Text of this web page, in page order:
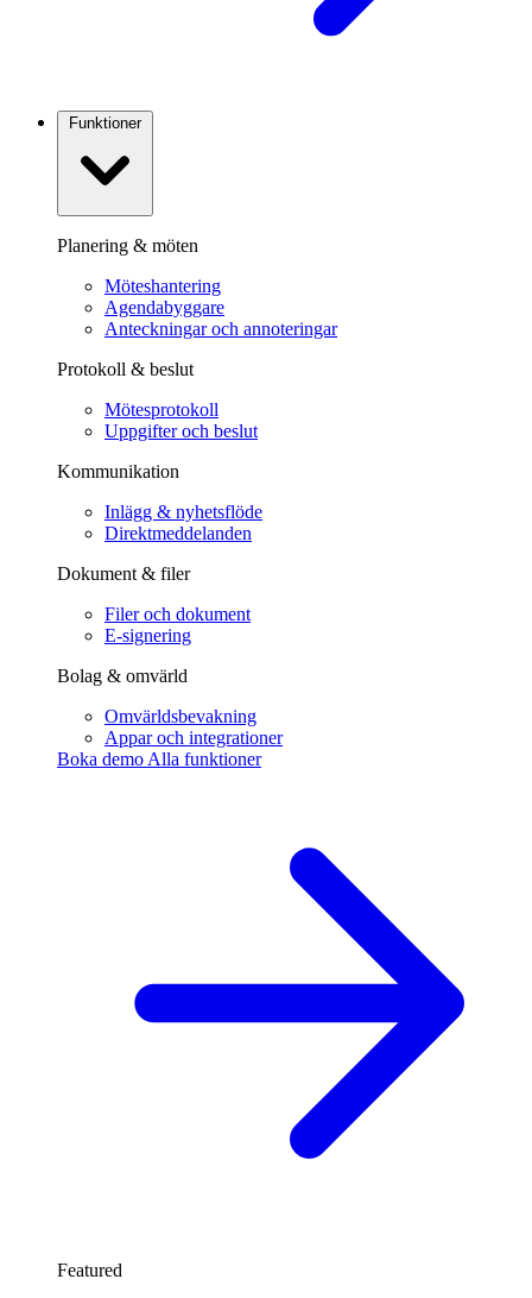
Funktioner
Planering & möten
Möteshantering
Agendabyggare
Anteckningar och annoteringar
Protokoll & beslut
Mötesprotokoll
Uppgifter och beslut
Kommunikation
Inlägg & nyhetsflöde
Direktmeddelanden
Dokument & filer
Filer och dokument
E-signering
Bolag & omvärld
Omvärldsbevakning
Appar och integrationer
Boka demo Alla funktioner
Featured